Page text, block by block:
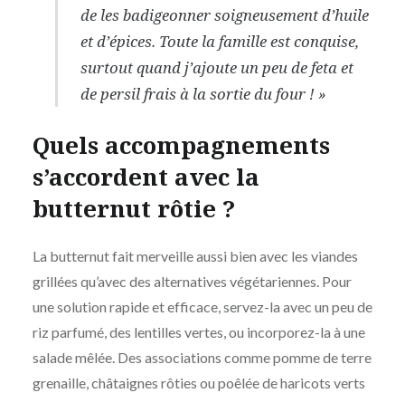
de les badigeonner soigneusement d’huile
et d’épices. Toute la famille est conquise,
surtout quand j’ajoute un peu de feta et
de persil frais à la sortie du four ! »
Quels accompagnements
s’accordent avec la
butternut rôtie ?
La butternut fait merveille aussi bien avec les viandes
grillées qu’avec des alternatives végétariennes. Pour
une solution rapide et efficace, servez-la avec un peu de
riz parfumé, des lentilles vertes, ou incorporez-la à une
salade mêlée. Des associations comme pomme de terre
grenaille, châtaignes rôties ou poêlée de haricots verts